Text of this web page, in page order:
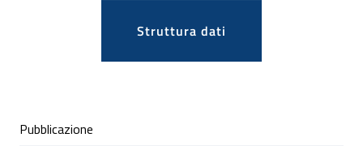
Apri
Struttura dati
Condivisione social
Pubblicazione